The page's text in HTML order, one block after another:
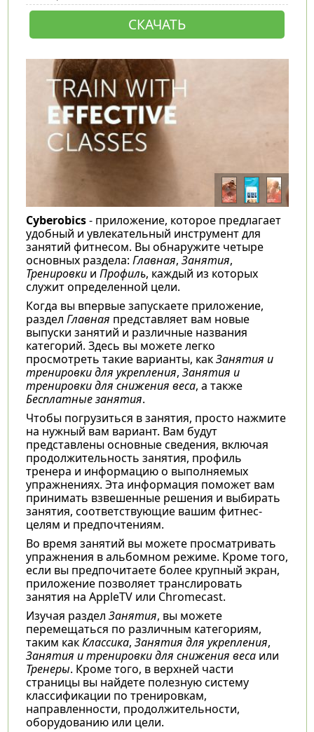
СКАЧАТЬ
Cyberobics- приложение, которое предлагает
удобный и увлекательный инструмент для
занятий фитнесом. Вы обнаружите четыре
основных раздела: Главная, Занятия,
Тренировкии Профиль, каждый из которых
служит определенной цели.
Когда вы впервые запускаете приложение,
раздел Главная представляет вам новые
выпуски занятий и различные названия
категорий. Здесь вы можете легко
просмотреть такие варианты, какЗанятия и
тренировки для укрепления, Занятия и
тренировки для снижения веса, а также
Бесплатные занятия.
Чтобы погрузиться в занятия, просто нажмите
на нужный вам вариант. Вам будут
представлены основные сведения, включая
продолжительность занятия, профиль
тренера и информацию о выполняемых
упражнениях. Эта информация поможет вам
принимать взвешенные решения и выбирать
занятия, соответствующие вашим фитнес-
целям и предпочтениям.
Во время занятий вы можете просматривать
упражнения в альбомном режиме. Кроме того,
если вы предпочитаете более крупный экран,
приложение позволяет транслировать
занятия на AppleTV или Chromecast.
Изучая раздел Занятия, вы можете
перемещаться по различным категориям,
таким какКлассика, Занятия для укрепления,
Занятия и тренировки для снижения весаили
Тренеры. Кроме того, в верхней части
страницы вы найдете полезную систему
классификации по тренировкам,
направленности, продолжительности,
оборудованию или цели.